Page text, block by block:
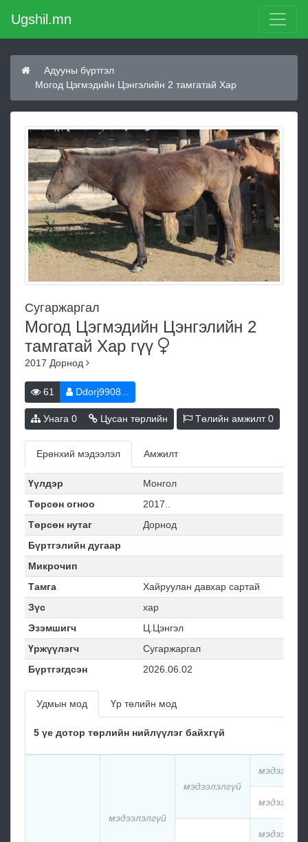
Ugshil.mn
Адууны бүртгэл
Могод Цэгмэдийн Цэнгэлийн 2 тамгатай Хар
Сугаржаргал
Могод Цэгмэдийн Цэнгэлийн 2
тамгатай Хар гүү
2017 Дорнод
61 Ddorj9908...
Унага 0 Цусан төрлийн Төлийн амжилт0
Ерөнхий мэдээлэл Амжилт
Үүлдэр
Монгол
Төрсөн огноо
2017..
Төрсөн нутаг
Дорнод
Бүртгэлийн дугаар
Микрочип
Тамга
Хайруулан давхар сартай
Зүс
хар
Эзэмшигч
Ц.Цэнгэл
Үржүүлэгч
Сугаржаргал
Бүртгэгдсэн
2026.06.02
Удмын мод Үр төлийн мод
5 үе дотор төрлийн нийлүүлэг байхгүй
мэдээлэлгүй
мэдээлэлгүй